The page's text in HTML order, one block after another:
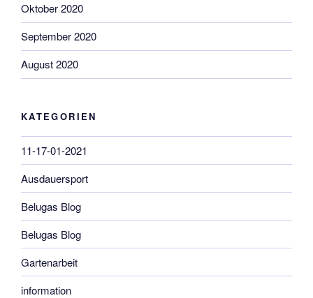
Oktober 2020
September 2020
August 2020
KATEGORIEN
11-17-01-2021
Ausdauersport
Belugas Blog
Belugas Blog
Gartenarbeit
information